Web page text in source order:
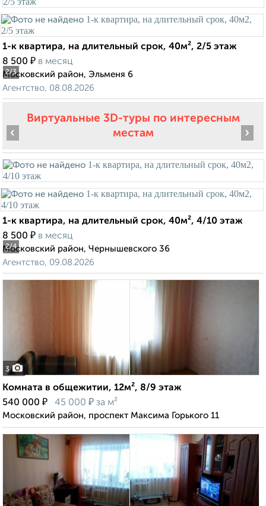
2/3
1-к квартира, на длительный срок, 40м², 2/5 этаж
8 500 ₽ в месяц
Московский район, Эльменя 6
Агентство, 08.08.2026
Виртуальные 3D-туры по интересным
местам
2/4
‹ ›
1-к квартира, на длительный срок, 40м², 4/10 этаж
8 500 ₽ в месяц
Московский район, Чернышевского 36
Агентство, 09.08.2026
3
Комната в общежитии, 12м², 8/9 этаж
540 000 ₽ 45 000 ₽ за м²
Московский район, проспект Максима Горького 11